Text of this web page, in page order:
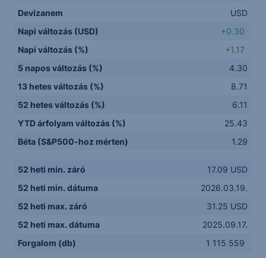
Devizanem
USD
Napi változás (USD)
+0.30
Napi változás (%)
+1.17
5 napos változás (%)
4.30
13 hetes változás (%)
8.71
52 hetes változás (%)
6.11
YTD árfolyam változás (%)
25.43
Béta (S&P500-hoz mérten)
1.29
52 heti min. záró
17.09 USD
52 heti min. dátuma
2026.03.19.
52 heti max. záró
31.25 USD
52 heti max. dátuma
2025.09.17.
Forgalom (db)
1 115 559